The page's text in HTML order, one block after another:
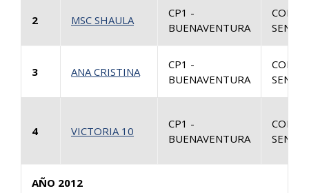
2 MSC SHAULA
CP1 -
BUENAVENTURA
3 ANA CRISTINA
CP1 -
BUENAVENTURA
4 VICTORIA 10
CP1 -
BUENAVENTURA
AÑO 2012